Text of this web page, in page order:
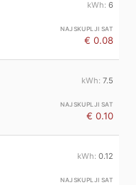
6
€ 0.08
7.5
€ 0.10
0.12